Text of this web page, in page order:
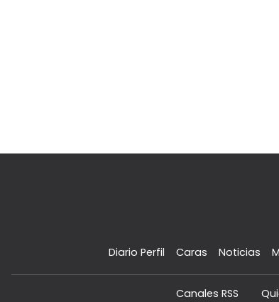
Diario Perfil Caras Noticias
Canales RSS